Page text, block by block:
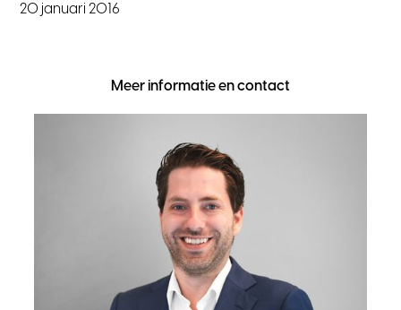
20 januari 2016
Meer informatie en contact